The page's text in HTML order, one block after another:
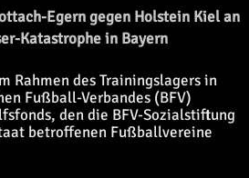
Egern gegen Holstein Kiel an
Katastrophe in Bayern
Rahmen des Trainingslagers in
Fußball-Verbandes (BFV)
den die BFV-Sozialstiftung
betroffenen Fußballvereine